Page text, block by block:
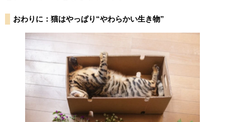
おわりに：猫はやっぱり“やわらかい生き物”